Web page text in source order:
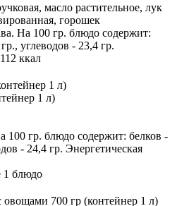
масло растительное, лук
горошек
На 100 гр. блюдо содержит:
углеводов - 23,4 гр.
ккал
1 л)
100 гр. блюдо содержит: белков -
- 24,4 гр. Энергетическая
1 блюдо